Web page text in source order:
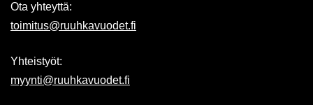
Ota yhteyttä:
toimitus@ruuhkavuodet.fi
Yhteistyöt:
myynti@ruuhkavuodet.fi